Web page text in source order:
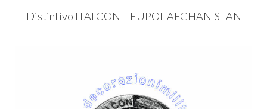
Distintivo ITALCON – EUPOL AFGHANISTAN